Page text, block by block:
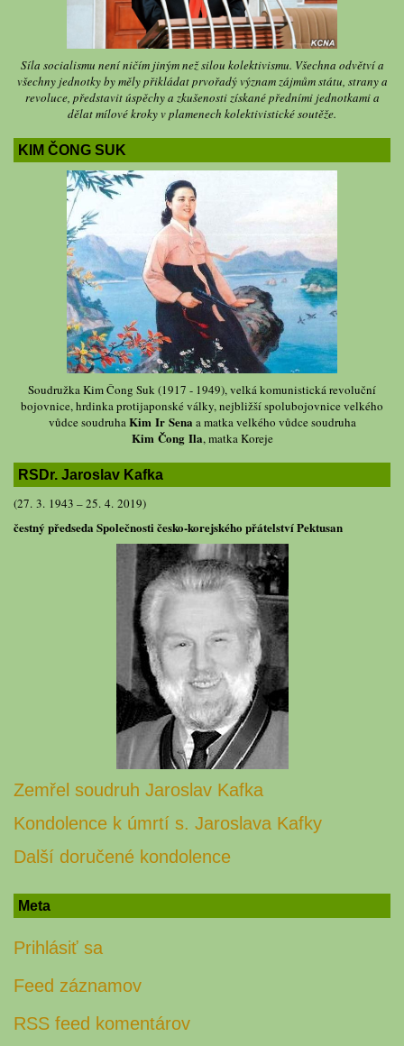
Síla socialismu není ničím jiným než silou kolektivismu. Všechna odvětví a
všechny jednotky by měly přikládat prvořadý význam zájmům státu, strany a
revoluce, představit úspěchy a zkušenosti získané předními jednotkami a
dělat mílové kroky v plamenech kolektivistické soutěže.
KIM ČONG SUK
Soudružka Kim Čong Suk (1917 - 1949), velká komunistická revoluční
bojovnice, hrdinka protijaponské války, nejbližší spolubojovnice velkého
vůdce soudruhaKim Ir Sena a matka velkého vůdce soudruha
Kim Čong Ila, matka Koreje
RSDr. Jaroslav Kafka
(27. 3. 1943 – 25. 4. 2019)
čestný předseda Společnosti česko-korejského přátelství Pektusan
Zemřel soudruh Jaroslav Kafka
Kondolence k úmrtí s. Jaroslava Kafky
Další doručené kondolence
Meta
Prihlásiť sa
Feed záznamov
RSS feed komentárov